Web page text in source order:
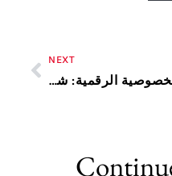
NEXT
الخصوصية الرقمية: شرح بسيط وواضح